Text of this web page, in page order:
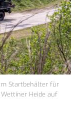
Startbehälter für
Heide auf